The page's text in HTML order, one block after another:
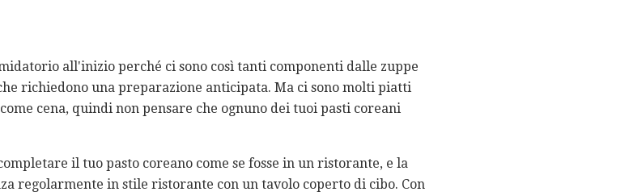
all'inizio perché ci sono così tanti componenti dalle zuppe
richiedono una preparazione anticipata. Ma ci sono molti piatti
cena, quindi non pensare che ognuno dei tuoi pasti coreani
il tuo pasto coreano come se fosse in un ristorante, e la
regolarmente in stile ristorante con un tavolo coperto di cibo. Con